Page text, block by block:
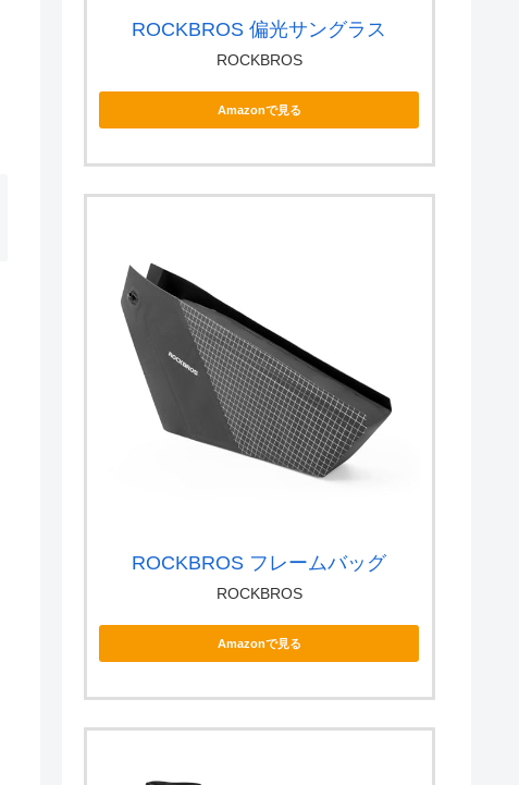
ROCKBROS 偏光サングラス
ROCKBROS
Amazonで見る
ROCKBROS フレームバッグ
ROCKBROS
Amazonで見る